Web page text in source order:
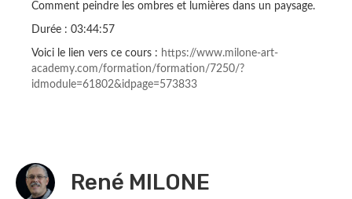
Comment peindre les ombres et lumières dans un paysage.
Durée : 03:44:57
Voici le lien vers ce cours : https://www.milone-art-
academy.com/formation/formation/7250/?
idmodule=61802&idpage=573833
René MILONE